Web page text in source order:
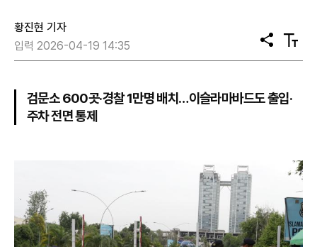
황진현 기자
입력 2026-04-19 14:35
공
유
텍
스
검문소 600곳·경찰 1만명 배치…이슬라마바드도 출입·
주차 전면 통제